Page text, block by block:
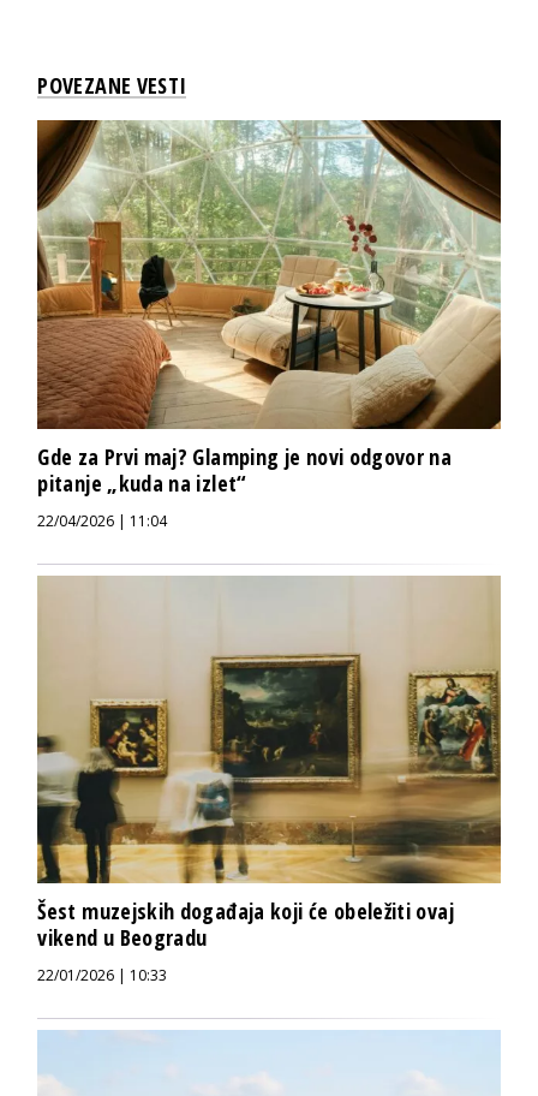
POVEZANE VESTI
Gde za Prvi maj? Glamping je novi odgovor na
pitanje „kuda na izlet“
22/04/2026 | 11:04
Šest muzejskih događaja koji će obeležiti ovaj
vikend u Beogradu
22/01/2026 | 10:33